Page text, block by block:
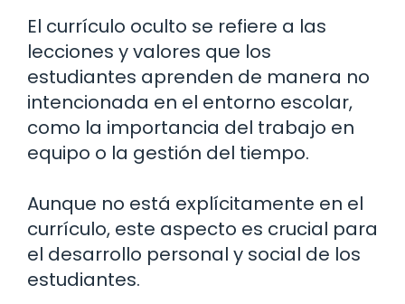
El currículo oculto se refiere a las
lecciones y valores que los
estudiantes aprenden de manera no
intencionada en el entorno escolar,
como la importancia del trabajo en
equipo o la gestión del tiempo.
Aunque no está explícitamente en el
currículo, este aspecto es crucial para
el desarrollo personal y social de los
estudiantes.